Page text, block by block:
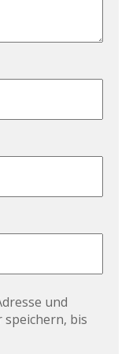
und
speichern, bis